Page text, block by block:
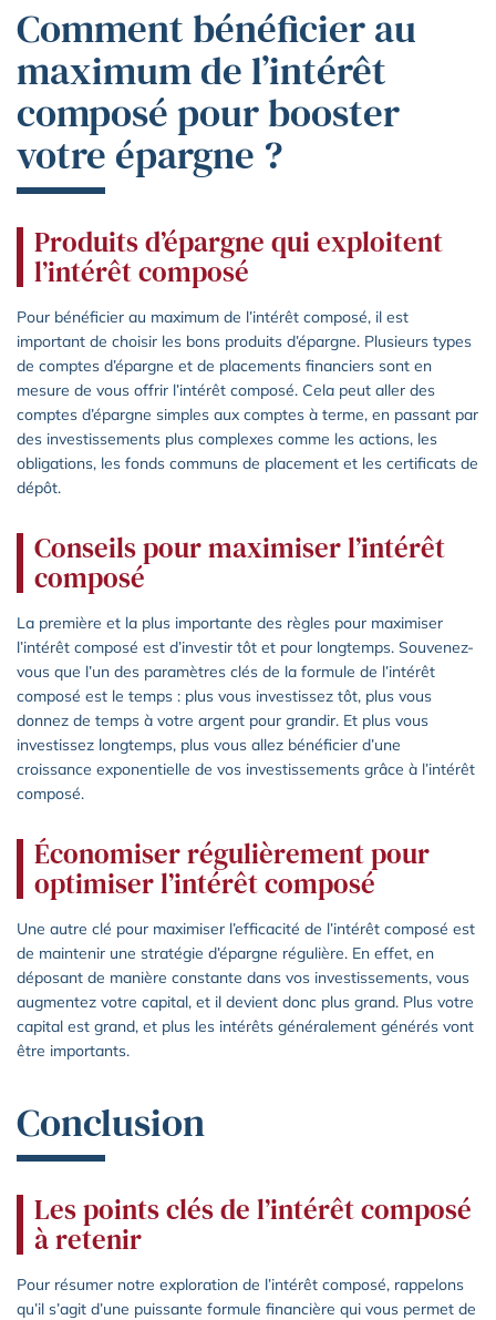
Comment bénéficier au
maximum de l’intérêt
composé pour booster
votre épargne ?
Produits d’épargne qui exploitent
l’intérêt composé
Pour bénéficier au maximum de l’intérêt composé, il est
important de choisir les bons produits d’épargne. Plusieurs types
de comptes d’épargne et de placements financiers sont en
mesure de vous offrir l’intérêt composé. Cela peut aller des
comptes d’épargne simples aux comptes à terme, en passant par
des investissements plus complexes comme les actions, les
obligations, les fonds communs de placement et les certificats de
dépôt.
Conseils pour maximiser l’intérêt
composé
La première et la plus importante des règles pour maximiser
l’intérêt composé est d’investir tôt et pour longtemps. Souvenez-
vous que l’un des paramètres clés de la formule de l’intérêt
composé est le temps : plus vous investissez tôt, plus vous
donnez de temps à votre argent pour grandir. Et plus vous
investissez longtemps, plus vous allez bénéficier d’une
croissance exponentielle de vos investissements grâce à l’intérêt
composé.
Économiser régulièrement pour
optimiser l’intérêt composé
Une autre clé pour maximiser l’efficacité de l’intérêt composé est
de maintenir une stratégie d’épargne régulière. En effet, en
déposant de manière constante dans vos investissements, vous
augmentez votre capital, et il devient donc plus grand. Plus votre
capital est grand, et plus les intérêts généralement générés vont
être importants.
Conclusion
Les points clés de l’intérêt composé
à retenir
Pour résumer notre exploration de l’intérêt composé, rappelons
qu’il s’agit d’une puissante formule financière qui vous permet de